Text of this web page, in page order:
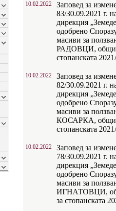
10.02.2022
Заповед за
83/30.09.2021 г.
дирекция
одобрено
масиви за
РАДОВЦИ,
стопанската
10.02.2022
Заповед за
82/30.09.2021 г.
дирекция
одобрено
масиви за
КОСАРКА,
стопанската
10.02.2022
Заповед за
78/30.09.2021 г.
дирекция
одобрено
масиви за
ИГНАТОВЦИ,
за стопанската